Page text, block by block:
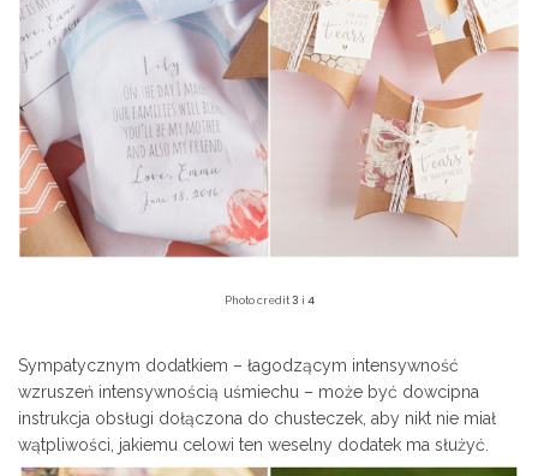
Photo credit 3 i 4
Sympatycznym dodatkiem – łagodzącym intensywność
wzruszeń intensywnością uśmiechu – może być dowcipna
instrukcja obsługi dołączona do chusteczek, aby nikt nie miał
wątpliwości, jakiemu celowi ten weselny dodatek ma służyć.